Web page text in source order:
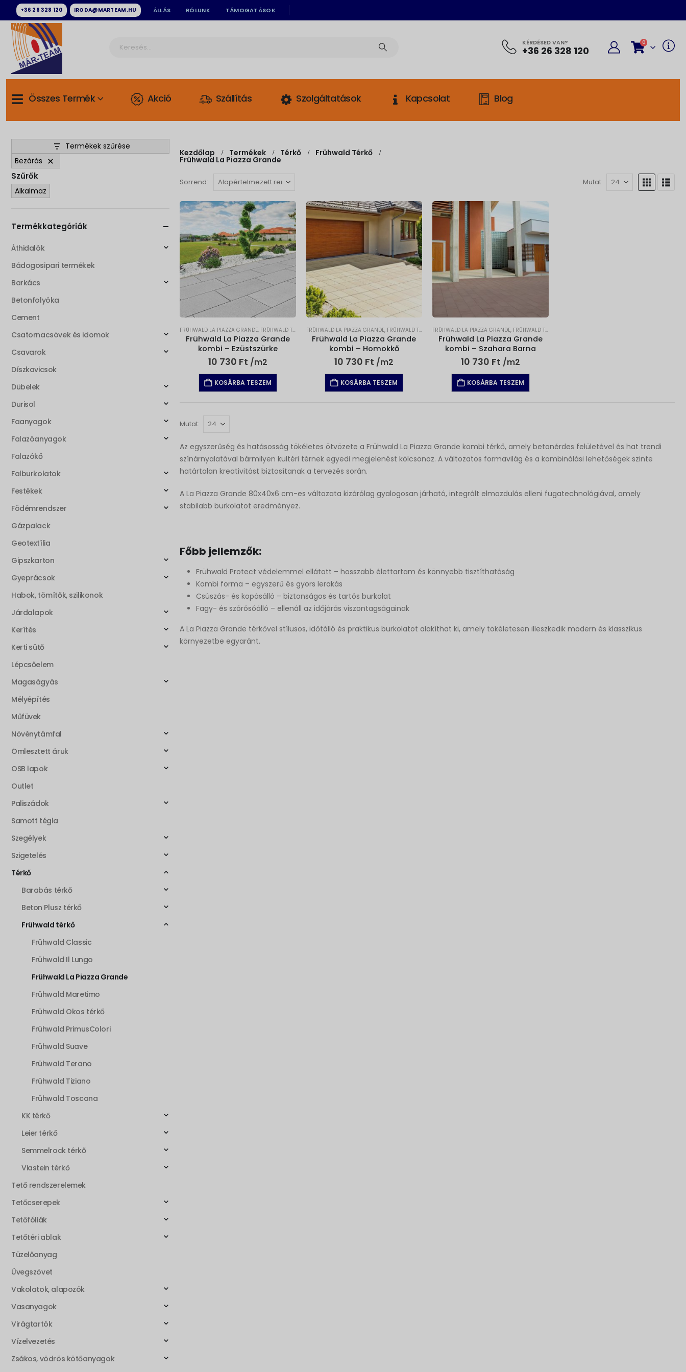
+36 26 328 120 IRODA@MARTEAM.HU ÁLLÁS RÓLUNK TÁMOGATÁSOK
KÉRDÉSED VAN?
+36 26 328 120
0
Összes Termék Akció Szállítás Szolgáltatások Kapcsolat Blog
Kezdőlap Termékek Térkő Frühwald Térkő
Frühwald La Piazza Grande
Sorrend: Mutat:
FRÜHWALD LA PIAZZA GRANDE, FRÜHWALD TÉRKŐ ,TÉRKŐ
Frühwald La Piazza Grande
kombi – Ezüstszürke
10 730 Ft /m2
KOSÁRBA TESZEM
FRÜHWALD LA PIAZZA GRANDE, FRÜHWALD TÉRKŐ ,TÉRKŐ
Frühwald La Piazza Grande
kombi – Homokkő
10 730 Ft /m2
KOSÁRBA TESZEM
FRÜHWALD LA PIAZZA GRANDE, FRÜHWALD TÉRKŐ
Frühwald La Piazza Grande
kombi – Szahara Barna
10 730 Ft /m2
KOSÁRBA TESZEM
Mutat:
Az egyszerűség és hatásosság tökéletes ötvözete a Frühwald La Piazza Grande kombi térkő, amely betonérdes felületével és hat trendi
színárnyalatával bármilyen kültéri térnek egyedi megjelenést kölcsönöz. A változatos formavilág és a kombinálási lehetőségek szinte
határtalan kreativitást biztosítanak a tervezés során.
A La Piazza Grande 80x40x6 cm-es változata kizárólag gyalogosan járható, integrált elmozdulás elleni fugatechnológiával, amely
stabilabb burkolatot eredményez.
Főbb jellemzők:
Frühwald Protect védelemmel ellátott – hosszabb élettartam és könnyebb tisztíthatóság
Kombi forma – egyszerű és gyors lerakás
Csúszás- és kopásálló – biztonságos és tartós burkolat
Fagy- és szórósóálló – ellenáll az időjárás viszontagságainak
A La Piazza Grande térkővel stílusos, időtálló és praktikus burkolatot alakíthat ki, amely tökéletesen illeszkedik modern és klasszikus
környezetbe egyaránt.
Termékek szűrése
Bezárás
Szűrők
Alkalmaz
Termékkategóriák
Áthidalók
Bádogosipari termékek
Barkács
Betonfolyóka
Cement
Csatornacsövek és idomok
Csavarok
Díszkavicsok
Dübelek
Durisol
Faanyagok
Falazóanyagok
Falazókő
Falburkolatok
Festékek
Födémrendszer
Gázpalack
Geotextília
Gipszkarton
Gyeprácsok
Habok, tömítők, szilikonok
Járdalapok
Kerítés
Kerti sütő
Lépcsőelem
Magaságyás
Mélyépítés
Műfüvek
Növénytámfal
Ömlesztett áruk
OSB lapok
Outlet
Paliszádok
Samott tégla
Szegélyek
Szigetelés
Térkő
Barabás térkő
Beton Plusz térkő
Frühwald térkő
Frühwald Classic
Frühwald Il Lungo
Frühwald La Piazza Grande
Frühwald Maretimo
Frühwald Okos térkő
Frühwald PrimusColori
Frühwald Suave
Frühwald Terano
Frühwald Tiziano
Frühwald Toscana
KK térkő
Leier térkő
Semmelrock térkő
Viastein térkő
Tető rendszerelemek
Tetőcserepek
Tetőfóliák
Tetőtéri ablak
Tüzelőanyag
Üvegszövet
Vakolatok, alapozók
Vasanyagok
Virágtartók
Vízelvezetés
Zsákos, vödrös kötőanyagok